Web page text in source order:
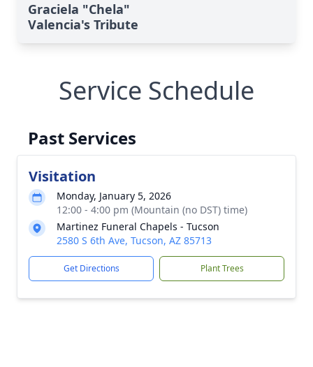
Graciela "Chela"
Valencia's Tribute
Service Schedule
Past Services
Visitation
Monday, January 5, 2026
12:00 - 4:00 pm (Mountain (no DST) time)
Martinez Funeral Chapels - Tucson
2580 S 6th Ave, Tucson, AZ 85713
Get Directions Plant Trees